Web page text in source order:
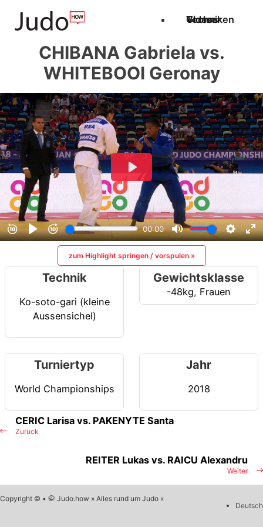
Techniken
Videos
Glossar
CHIBANA Gabriela vs.
WHITEBOOI Geronay
zum Highlight springen / vorspulen »
Technik
Ko-soto-gari (kleine
Aussensichel)
Gewichtsklasse
-48kg, Frauen
Turniertyp
World Championships
Jahr
2018
Zurück
CERIC Larisa vs. PAKENYTE Santa
Weiter
REITER Lukas vs. RAICU Alexandru
Copyright © • 🥋 Judo.how » Alles rund um Judo «
Deutsch